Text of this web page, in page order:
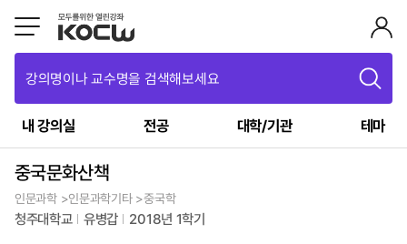
강의명이나 교수명을 검색해보세요
내 강의실 전공 대학/기관 테마
중국문화산책
인문과학 >인문과학기타 >중국학
청주대학교 유병갑 2018년 1학기